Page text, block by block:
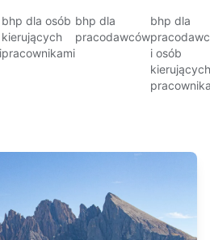
bhp dla osób
kierujących
pracownikami
bhp dla
pracodawców
bhp dla
i osób
kierujących